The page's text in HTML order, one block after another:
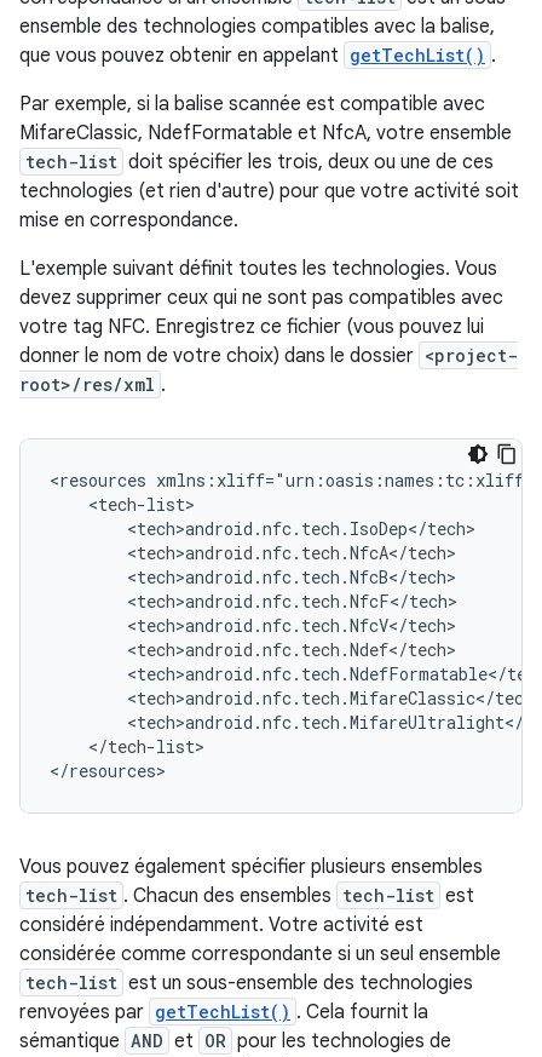
ensemble des technologies compatibles avec la balise,
que vous pouvez obtenir en appelant getTechList() .
Par exemple, si la balise scannée est compatible avec
MifareClassic, NdefFormatable et NfcA, votre ensemble
tech-list doit spécifier les trois, deux ou une de ces
technologies (et rien d'autre) pour que votre activité soit
mise en correspondance.
L'exemple suivant définit toutes les technologies. Vous
devez supprimer ceux qui ne sont pas compatibles avec
votre tag NFC. Enregistrez ce fichier (vous pouvez lui
donner le nom de votre choix) dans le dossier <project-
root>/res/xml .
<resources
</tech-list>
</resources>
Vous pouvez également spécifier plusieurs ensembles
tech-list . Chacun des ensembles tech-list est
considéré indépendamment. Votre activité est
considérée comme correspondante si un seul ensemble
tech-list est un sous-ensemble des technologies
renvoyées par getTechList() . Cela fournit la
sémantique AND et OR pour les technologies de